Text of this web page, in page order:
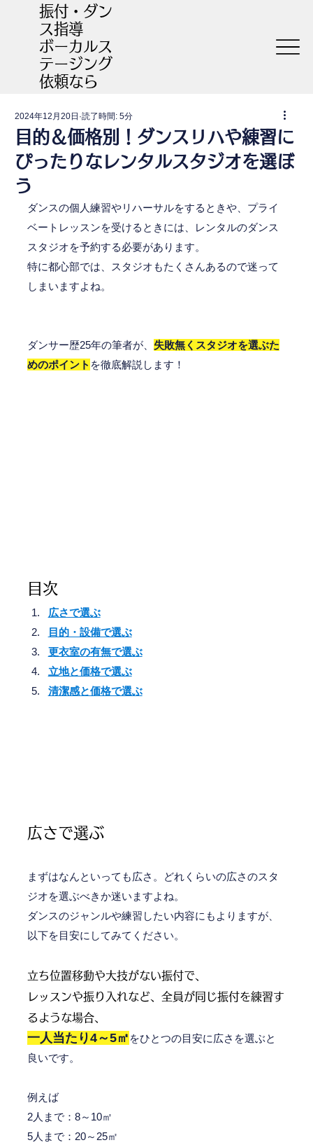
振付・ダン
ス指導
​ボーカルス
テージング
依頼なら
目的＆価格別！ダンスリハや練習に
ぴったりなレンタルスタジオを選ぼ
う
2024年12月20日 読了時間: 5分
ダンスの個人練習やリハーサルをするときや、プライ
ベートレッスンを受けるときには、レンタルのダンス
スタジオを予約する必要があります。
特に都心部では、スタジオもたくさんあるので迷って
しまいますよね。
ダンサー歴25年の筆者が、 失敗無くスタジオを選ぶた
めのポイント を徹底解説します！
目次
広さで選ぶ
目的・設備で選ぶ
更衣室の有無で選ぶ
立地と価格で選ぶ
清潔感と価格で選ぶ
広さで選ぶ
まずはなんといっても広さ。どれくらいの広さのスタ
ジオを選ぶべきか迷いますよね。
ダンスのジャンルや練習したい内容にもよりますが、
以下を目安にしてみてください。
立ち位置移動や大技がない振付で、
レッスンや振り入れなど、全員が同じ振付を練習す
るような場合、
一人当たり4～5㎡ をひとつの目安に広さを選ぶと
良いです。
例えば
2人まで：8～10㎡
5人まで：20～25㎡